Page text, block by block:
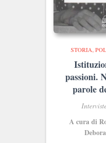
STORIA,
passioni.
parole
A cura di